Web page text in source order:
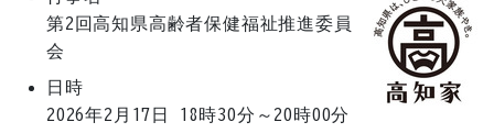
第2回高知県高齢者保健福祉推進委員
会
日時
2026年2月17日
18時30分～20時00分